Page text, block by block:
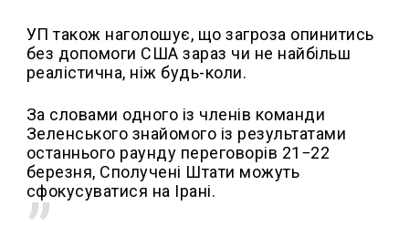
УП також наголошує, що загроза опинитись
без допомоги США зараз чи не найбільш
реалістична, ніж будь-коли.
За словами одного із членів команди
Зеленського знайомого із результатами
останнього раунду переговорів 21−22
березня, Сполучені Штати можуть
сфокусуватися на Ірані.